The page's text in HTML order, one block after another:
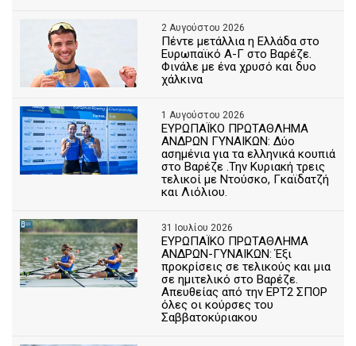
2 Αυγούστου 2026
Πέντε μετάλλια η Ελλάδα στο
Ευρωπαϊκό Α-Γ στο Βαρέζε.
Φινάλε με ένα χρυσό και δυο
χάλκινα
1 Αυγούστου 2026
ΕΥΡΩΠΑΪΚΟ ΠΡΩΤΑΘΛΗΜΑ
ΑΝΔΡΩΝ ΓΥΝΑΙΚΩΝ: Δύο
ασημένια για τα ελληνικά κουπιά
στο Βαρέζε .Την Κυριακή τρεις
τελικοί με Ντούσκο, Γκαϊδατζή
και Λιόλιου.
31 Ιουλίου 2026
ΕΥΡΩΠΑΪΚΟ ΠΡΩΤΑΘΛΗΜΑ
ΑΝΔΡΩΝ-ΓΥΝΑΙΚΩΝ: Έξι
προκρίσεις σε τελικούς και μια
σε ημιτελικό στο Βαρέζε.
Απευθείας από την ΕΡΤ2 ΣΠΟΡ
όλες οι κούρσες του
Σαββατοκύριακου